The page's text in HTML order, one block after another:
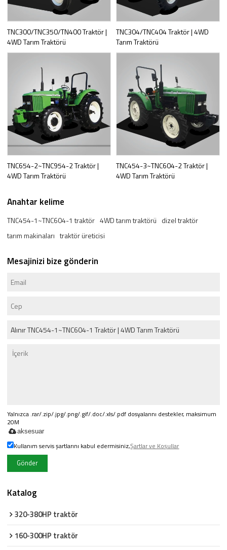
TNC300/TNC350/TN400 Traktör |
4WD Tarım Traktörü
TNC304/TNC404 Traktör | 4WD
Tarım Traktörü
TNC654-2~TNC954-2 Traktör |
4WD Tarım Traktörü
TNC454-3~TNC604-2 Traktör |
4WD Tarım Traktörü
Anahtar kelime
TNC454-1~TNC604-1 traktör 4WD tarım traktörü dizel traktör
tarım makinaları traktör üreticisi
Mesajinizi bize gönderin
Yalnızca .rar/.zip/.jpg/.png/.gif/.doc/.xls/.pdf dosyalarını destekler, maksimum
20M
aksesuar
Kullanım servis şartlarını kabul edermisiniz,Şartlar ve Koşullar
Gönder
Katalog
320-380HP traktör
160-300HP traktör